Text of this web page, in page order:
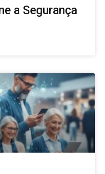
a Segurança